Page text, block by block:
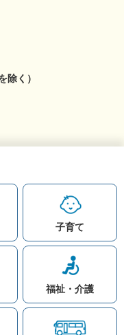
子育て
福祉・介護
除く）